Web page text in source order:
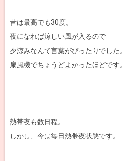
昔は最高でも30度。
夜になれば涼しい風が入るので
夕涼みなんて言葉がぴったりでした。
扇風機でちょうどよかったほどです。
熱帯夜も数日程。
しかし、今は毎日熱帯夜状態です。